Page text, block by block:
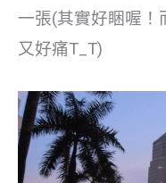
一張(其實好睏喔！
又好痛T_T)